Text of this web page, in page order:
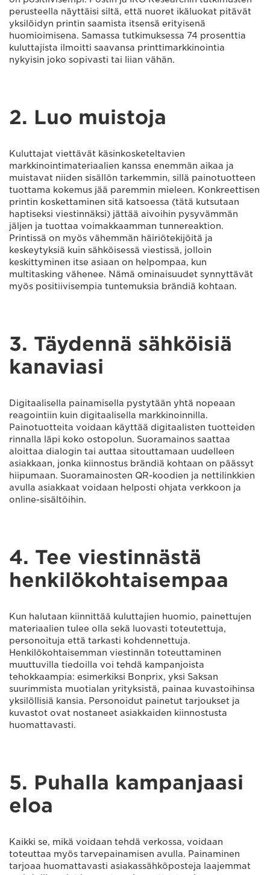
perusteella näyttäisi siltä, että nuoret ikäluokat pitävät
yksilöidyn printin saamista itsensä erityisenä
huomioimisena. Samassa tutkimuksessa 74 prosenttia
kuluttajista ilmoitti saavansa printtimarkkinointia
nykyisin joko sopivasti tai liian vähän.
2. Luo muistoja
Kuluttajat viettävät käsinkosketeltavien
markkinointimateriaalien kanssa enemmän aikaa ja
muistavat niiden sisällön tarkemmin, sillä painotuotteen
tuottama kokemus jää paremmin mieleen. Konkreettisen
printin koskettaminen sitä katsoessa (tätä kutsutaan
haptiseksi viestinnäksi) jättää aivoihin pysyvämmän
jäljen ja tuottaa voimakkaamman tunnereaktion.
Printissä on myös vähemmän häiriötekijöitä ja
keskeytyksiä kuin sähköisessä viestissä, jolloin
keskittyminen itse asiaan on helpompaa, kun
multitasking vähenee. Nämä ominaisuudet synnyttävät
myös positiivisempia tuntemuksia brändiä kohtaan.
3. Täydennä sähköisiä
kanaviasi
Digitaalisella painamisella pystytään yhtä nopeaan
reagointiin kuin digitaalisella markkinoinnilla.
Painotuotteita voidaan käyttää digitaalisten tuotteiden
rinnalla läpi koko ostopolun. Suoramainos saattaa
aloittaa dialogin tai auttaa sitouttamaan uudelleen
asiakkaan, jonka kiinnostus brändiä kohtaan on päässyt
hiipumaan. Suoramainosten QR-koodien ja nettilinkkien
avulla asiakkaat voidaan helposti ohjata verkkoon ja
online-sisältöihin.
4. Tee viestinnästä
henkilökohtaisempaa
Kun halutaan kiinnittää kuluttajien huomio, painettujen
materiaalien tulee olla sekä luovasti toteutettuja,
personoituja että tarkasti kohdennettuja.
Henkilökohtaisemman viestinnän toteuttaminen
muuttuvilla tiedoilla voi tehdä kampanjoista
tehokkaampia: esimerkiksi Bonprix, yksi Saksan
suurimmista muotialan yrityksistä, painaa kuvastoihinsa
yksilöllisiä kansia. Personoidut painetut tarjoukset ja
kuvastot ovat nostaneet asiakkaiden kiinnostusta
huomattavasti.
5. Puhalla kampanjaasi
eloa
Kaikki se, mikä voidaan tehdä verkossa, voidaan
toteuttaa myös tarvepainamisen avulla. Painaminen
tarjoaa huomattavasti asiakassähköposteja laajemmat